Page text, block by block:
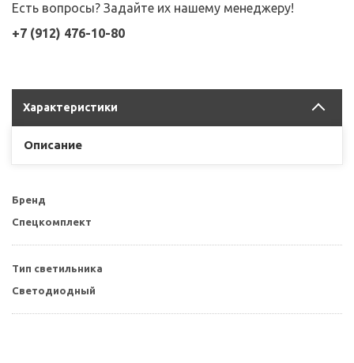
Есть вопросы? Задайте их нашему менеджеру!
+7 (912) 476-10-80
Характеристики
Описание
Бренд
Спецкомплект
Тип светильника
Светодиодный